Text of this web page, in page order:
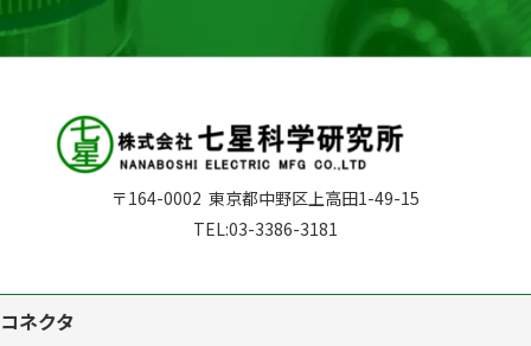
〒164-0002 東京都中野区上高田1-49-15
TEL:03-3386-3181
コネクタ